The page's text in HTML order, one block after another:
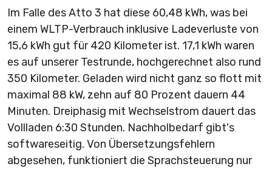
Im Falle des Atto 3 hat diese 60,48 kWh, was bei
einem WLTP-Verbrauch inklusive Ladeverluste von
15,6 kWh gut für 420 Kilometer ist. 17,1 kWh waren
es auf unserer Testrunde, hochgerechnet also rund
350 Kilometer. Geladen wird nicht ganz so flott mit
maximal 88 kW, zehn auf 80 Prozent dauern 44
Minuten. Dreiphasig mit Wechselstrom dauert das
Vollladen 6:30 Stunden. Nachholbedarf gibt's
softwareseitig. Von Übersetzungsfehlern
abgesehen, funktioniert die Sprachsteuerung nur